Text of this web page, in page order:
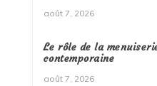
août 7, 2026
Le rôle de la
contemporaine
août 7, 2026